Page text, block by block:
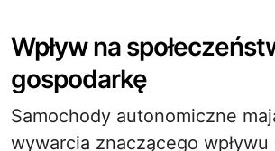
Wpływ na
gospodarkę
Samochody autonomiczne
wywarcia znaczącego wpływu